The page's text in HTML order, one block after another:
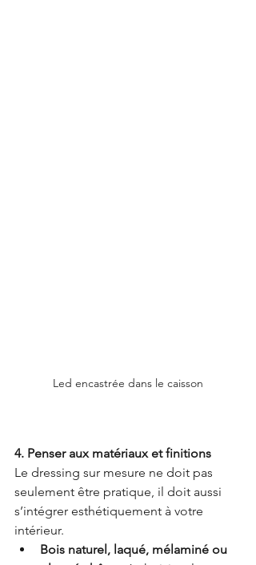
Led encastrée dans le caisson
4. Penser aux matériaux et finitions
Le dressing sur mesure ne doit pas
seulement être pratique, il doit aussi
s’intégrer esthétiquement à votre
intérieur.
Bois naturel, laqué, mélaminé ou